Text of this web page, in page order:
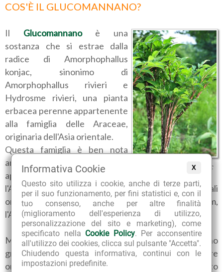
X
Informativa Cookie
Questo sito utilizza i cookie, anche di terze parti,
per il suo funzionamento, per fini statistici e, con il
tuo consenso, anche per altre finalità
(miglioramento dell'esperienza di utilizzo,
personalizzazione del sito e marketing), come
specificato nella Cookie Policy. Per acconsentire
all'utilizzo dei cookies, clicca sul pulsante "Accetta".
Chiudendo questa informativa, continui con le
impostazioni predefinite.
COS'È IL GLUCOMANNANO?
Amorphophallus konjac
Il Glucomannanoè una
sostanza che si estrae dalla
radice di Amorphophallus
konjac, sinonimo di
Amorphophallus rivieri e
Hydrosme rivieri, una pianta
erbacea perenne appartenente
alla famiglia delle Araceae,
originaria dell'Asia orientale.
Questa famiglia è ben nota
anche in Italia, perché ad essa
appartengono anche la Calla,
l'Arum o Gigaro, e moltissime piante tropicali
ornamentali da interno, come l'Alocasia, il Caladium,
l'Anthurium.
Molte specie del genere Amorphophallus destano
grande curiosità e interesse per l'indiscutibile valore
ornamentale e l'aspetto a volte bizzarro, dovuto al fatto